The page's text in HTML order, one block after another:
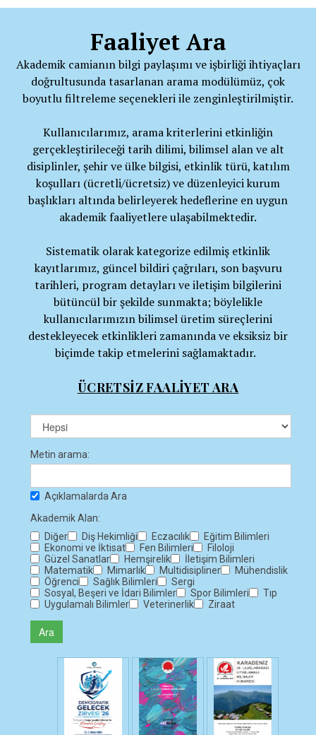
Faaliyet Ara
Akademik camianın bilgi paylaşımı ve işbirliği ihtiyaçları
doğrultusunda tasarlanan arama modülümüz, çok
boyutlu filtreleme seçenekleri ile zenginleştirilmiştir.
Kullanıcılarımız, arama kriterlerini etkinliğin
gerçekleştirileceği tarih dilimi, bilimsel alan ve alt
disiplinler, şehir ve ülke bilgisi, etkinlik türü, katılım
koşulları (ücretli/ücretsiz) ve düzenleyici kurum
başlıkları altında belirleyerek hedeflerine en uygun
akademik faaliyetlere ulaşabilmektedir.
Sistematik olarak kategorize edilmiş etkinlik
kayıtlarımız, güncel bildiri çağrıları, son başvuru
tarihleri, program detayları ve iletişim bilgilerini
bütüncül bir şekilde sunmakta; böylelikle
kullanıcılarımızın bilimsel üretim süreçlerini
destekleyecek etkinlikleri zamanında ve eksiksiz bir
biçimde takip etmelerini sağlamaktadır.
ÜCRETSİZ FAALİYET ARA
Metin arama:
Açıklamalarda Ara
Akademik Alan:
Diğer
Diş Hekimliği Eczacılık
Eğitim Bilimleri
Ekonomi ve İktisat
Fen Bilimleri
Filoloji
Güzel Sanatlar
Hemşirelik
İletişim Bilimleri
Matematik
Mimarlık Multidisipliner
Mühendislik
Öğrenci
Sağlık Bilimleri
Sergi
Sosyal, Beşeri ve İdari Bilimler
Spor Bilimleri
Tıp
Uygulamalı Bilimler
Veterinerlik Ziraat
Ara